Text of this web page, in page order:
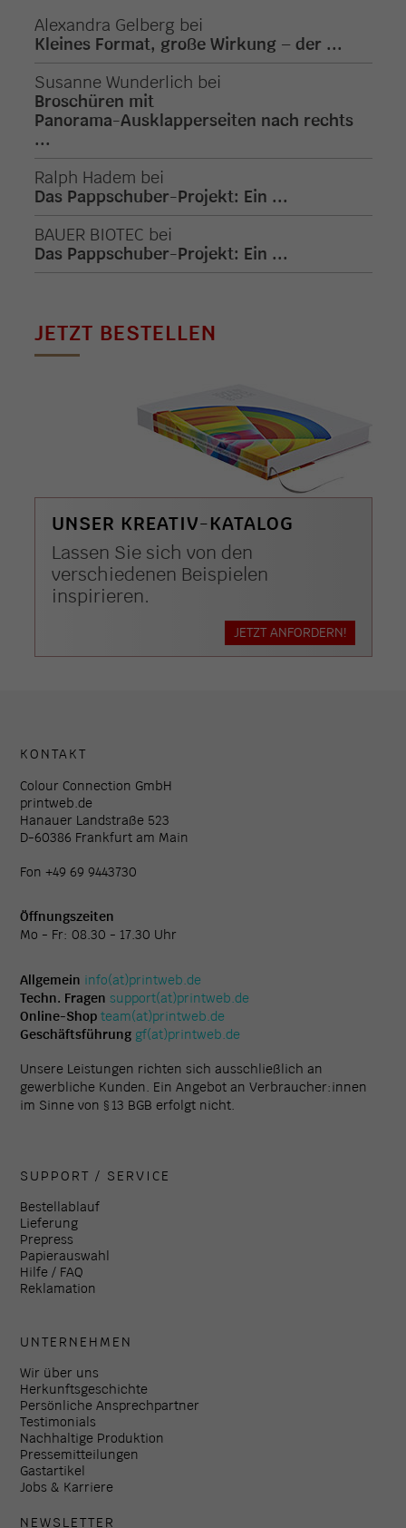
Alexandra Gelberg bei
Kleines Format, große Wirkung – der ...
Susanne Wunderlich bei
Broschüren mit
Panorama-Ausklapperseiten nach rechts
...
Ralph Hadem bei
Das Pappschuber-Projekt: Ein ...
BAUER BIOTEC bei
Das Pappschuber-Projekt: Ein ...
JETZT BESTELLEN
UNSER KREATIV-KATALOG
Lassen Sie sich von den
verschiedenen Beispielen
inspirieren.
JETZT ANFORDERN!
KONTAKT
Colour Connection GmbH
printweb.de
Hanauer Landstraße 523
D-60386 Frankfurt am Main
Fon +49 69 9443730
Öffnungszeiten
Mo - Fr: 08.30 - 17.30 Uhr
Allgemein info(at)printweb.de
Techn. Fragen support(at)printweb.de
Online-Shop team(at)printweb.de
Geschäftsführung gf(at)printweb.de
Unsere Leistungen richten sich ausschließlich an
gewerbliche Kunden. Ein Angebot an Verbraucher:innen
im Sinne von § 13 BGB erfolgt nicht.
SUPPORT / SERVICE
Bestellablauf
Lieferung
Prepress
Papierauswahl
Hilfe / FAQ
Reklamation
UNTERNEHMEN
Wir über uns
Herkunftsgeschichte
Persönliche Ansprechpartner
Testimonials
Nachhaltige Produktion
Pressemitteilungen
Gastartikel
Jobs & Karriere
NEWSLETTER